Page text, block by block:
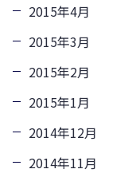
2015年4月
2015年3月
2015年2月
2015年1月
2014年12月
2014年11月